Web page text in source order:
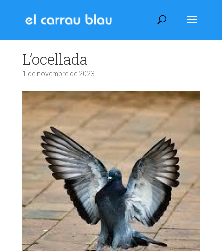
L’ocellada
1 de novembre de 2023